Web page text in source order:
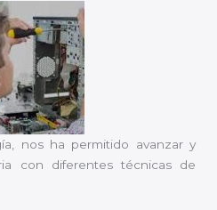
nos ha permitido avanzar y
con diferentes técnicas de